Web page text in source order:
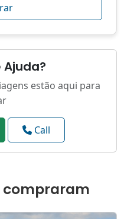
Ajuda?
estão aqui para
Call